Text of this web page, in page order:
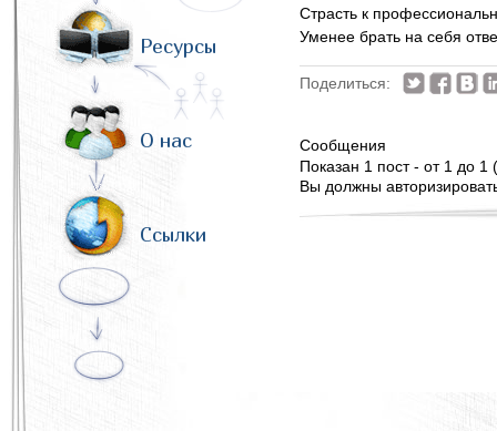
Ресурсы
О нас
Ссылки
Страсть к
Уменее брать на себя
Поделиться:
Сообщения
Показан 1 пост - от 1 до 1
Вы должны